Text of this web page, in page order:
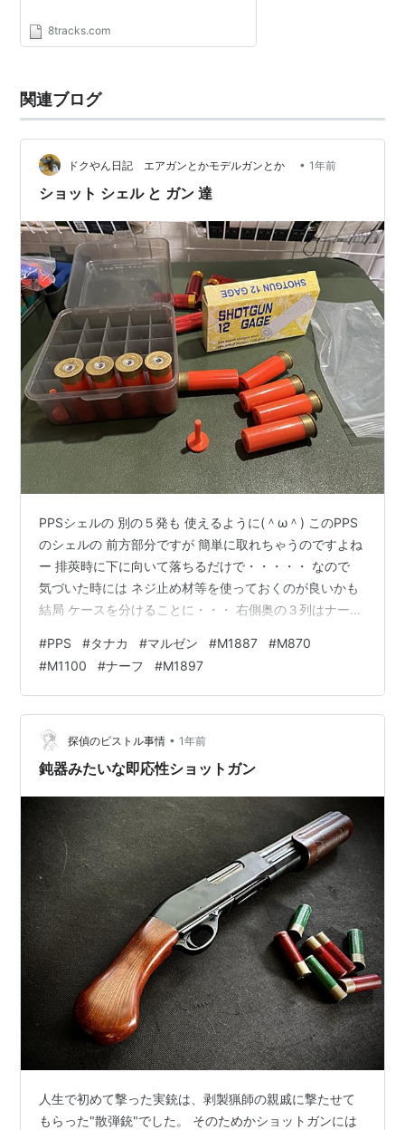
8tracks.com
関連ブログ
ドクやん日記 エアガンとかモデルガンとか • 1年前
ショット シェル と ガン 達
PPSシェルの 別の５発も 使えるように(＾ω＾) このPPS
のシェルの 前方部分ですが 簡単に取れちゃうのですよね
ー 排莢時に下に向いて落ちるだけで・・・・・ なので
気づいた時には ネジ止め材等を使っておくのが良いかも
結局 ケースを分けることに・・・ 右側奥の３列はナーフ
金属製 プラの方が良いのだが ナーフの弾？は吸盤タイプ
と 平面タイプ 平面タイプは 命中すると くっつく 的用か
な？ さて この PPS のシェルを何に使うか？ (*´ω｀*) ガ
スブロ M4A1 を購入した時に 勢いで 欲しくなった PPS
XM26 LSS ガス…
#PPS #タナカ #マルゼン #M1887 #M870
#M1100 #ナーフ #M1897
探偵のピストル事情 • 1年前
鈍器みたいな即応性ショットガン
人生で初めて撃った実銃は、剥製猟師の親戚に撃たせて
もらった"散弾銃"でした。 そのためかショットガンには